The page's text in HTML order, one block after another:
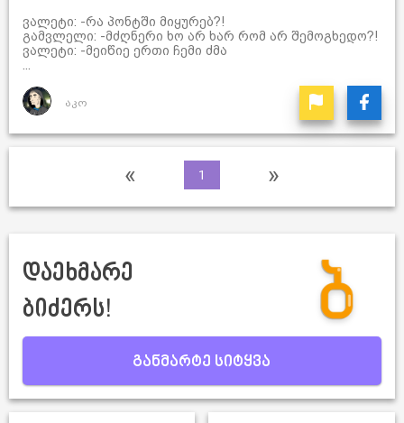
ვალეტი: -რა პონტში მიყურებ?!
გამვლელი: -მძღნერი ხო არ ხარ რომ არ შემოგხედო?!
ვალეტი: -მეიწიე ერთი ჩემი ძმა
აკო
« 1 »
დაეხმარე
ბიძერს!
განმარტე სიტყვა